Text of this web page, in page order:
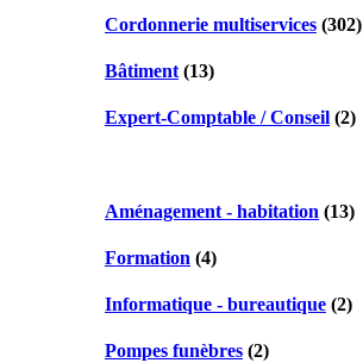
Cordonnerie multiservices (302)
Bâtiment (13)
Expert-Comptable / Conseil (2)
Aménagement - habitation (13)
Formation (4)
Informatique - bureautique (2)
Pompes funèbres (2)